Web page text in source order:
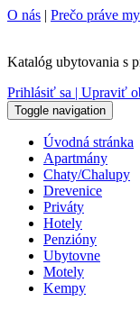
O nás | Prečo práve my
Katalóg ubytovania s
Prihlásiť sa | Upraviť
Toggle navigation
Úvodná stránka
Apartmány
Chaty/Chalupy
Drevenice
Priváty
Hotely
Penzióny
Ubytovne
Motely
Kempy